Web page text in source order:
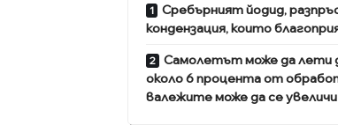
Сребърният йодид,
кондензация, които
Самолетът може да лети
около 6 процента от
валежите може да се увеличи